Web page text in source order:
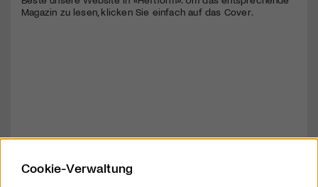
Magazin zu lesen, klicken Sie einfach auf das Cover.
Cookie-Verwaltung